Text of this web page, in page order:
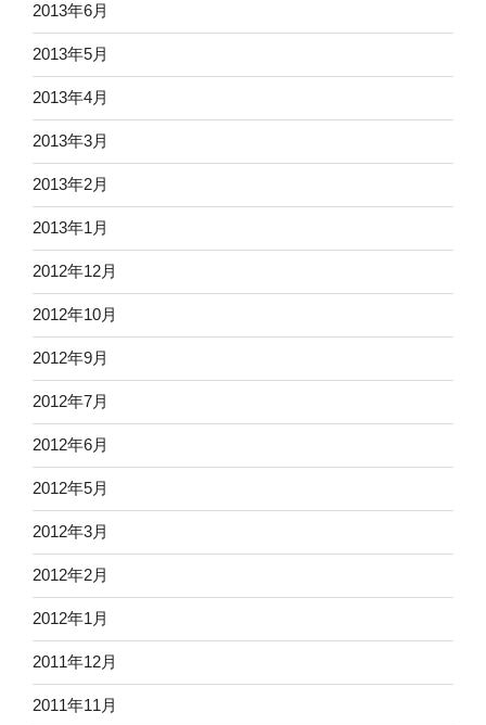
2013年6月
2013年5月
2013年4月
2013年3月
2013年2月
2013年1月
2012年12月
2012年10月
2012年9月
2012年7月
2012年6月
2012年5月
2012年3月
2012年2月
2012年1月
2011年12月
2011年11月